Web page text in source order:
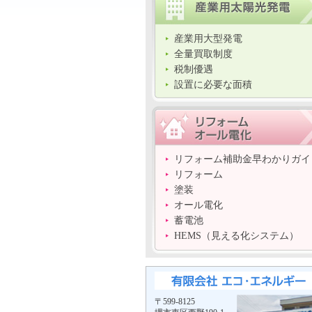
産業用大型発電
全量買取制度
税制優遇
設置に必要な面積
リフォーム補助金早わかりガ
リフォーム
塗装
オール電化
蓄電池
HEMS（見える化システム）
〒599-8125